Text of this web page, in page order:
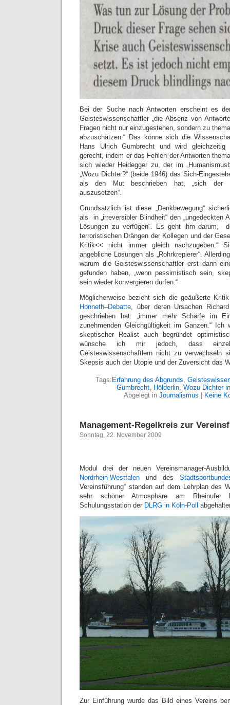
Bei der Suche nach Antworten erscheint es
Geisteswissenschaftler „die Absenz von
Fragen nicht nur einzugestehen, sondern zu
abzuschätzen.“ Das könne sich die
Hans Ulrich Gumbrecht und wird gleichzeitig
gerecht, indem er das Fehlen der Antworten
sich wieder Heidegger zu, der im
„Wozu Dichter?“ (beide 1946) das Sich-
als den Mut beschrieben hat, „sich der
auszusetzen“.
Grundsätzlich ist diese „Denkbewegung“
als in „irreversibler Blindheit“ den „ungedeckten
Lösungen zu verfügen“. Es geht ihm darum,
terroristischen Drängen der Kollegen und der
Kritik<< nicht immer gleich nachzugeben.“
angebliche Lösungen als „Rohrkrepierer“.
warum die Geisteswissenschaftler erst dann
gefunden haben, „wenn pessimistisch sein,
sein wieder konvergieren dürfen.“
Möglicherweise bezieht sich die geäußerte
Honneth–Debatte, über deren Ursachen
geschrieben hat: „immer mehr Schärfe im
zunehmenden Gleichgültigkeit im Ganzen.“
skeptischer Realist auch begründet
wünsche ich mir jedoch, dass
Geisteswissenschaftlern nicht zu verwechseln
Skepsis auch der Utopie und der Zuversicht das
Tags: Erfahrung des Abgrunds,
Gumbrecht, Hölderlin, Wozu Dichter
Abgelegt in Journalismus Keine
Management-Regelkreis zur
Sonntag, 22. November 2009
Modul drei der neuen Vereinsmanager-
Nordrhein-Westfalen und des
Vereinsführung“ standen auf dem Lehrplan des
sehr schöner Atmosphäre am
Schulungsstation der DLRG in Köln-Poll
Zur Einführung wurde das Bild eines Vereins